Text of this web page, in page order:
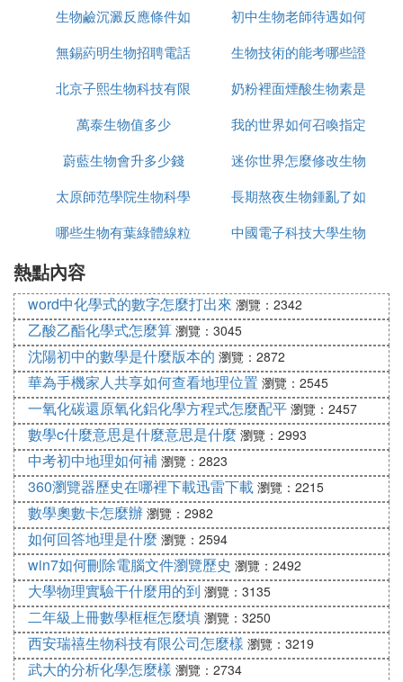
需要什麼條件
少錢
生物鹼沉澱反應條件如
何
初中生物老師待遇如何
無錫葯明生物招聘電話
是多少錢
生物技術的能考哪些證
書
北京子熙生物科技有限
公司怎麼樣
奶粉裡面煙酸生物素是
什麼
萬泰生物值多少
我的世界如何召喚指定
數量的生物
蔚藍生物會升多少錢
迷你世界怎麼修改生物
蛋
太原師范學院生物科學
專業怎麼樣
長期熬夜生物鍾亂了如
何改正
哪些生物有葉綠體線粒
中國電子科技大學生物
熱點內容
word中化學式的數字怎麼打出來 瀏覽：2342
乙酸乙酯化學式怎麼算 瀏覽：3045
沈陽初中的數學是什麼版本的 瀏覽：2872
華為手機家人共享如何查看地理位置 瀏覽：2545
一氧化碳還原氧化鋁化學方程式怎麼配平 瀏覽：2457
數學c什麼意思是什麼意思是什麼 瀏覽：2993
中考初中地理如何補 瀏覽：2823
360瀏覽器歷史在哪裡下載迅雷下載 瀏覽：2215
數學奧數卡怎麼辦 瀏覽：2982
如何回答地理是什麼 瀏覽：2594
win7如何刪除電腦文件瀏覽歷史 瀏覽：2492
大學物理實驗干什麼用的到 瀏覽：3135
二年級上冊數學框框怎麼填 瀏覽：3250
西安瑞禧生物科技有限公司怎麼樣 瀏覽：3219
武大的分析化學怎麼樣 瀏覽：2734